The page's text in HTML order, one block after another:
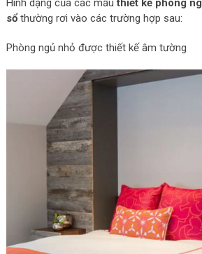
Hình dạng của các mẫuthiết kế phòng
sổthường rơi vào các trường hợp sau:
Phòng ngủ nhỏ được thiết kế âm tường